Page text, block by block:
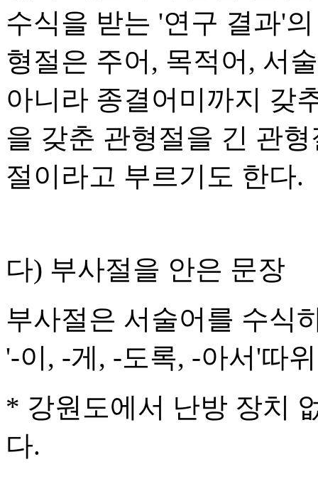
수식을 받는 '연구 결과'
형절은 주어, 목적어, 서
아니라 종결어미까지 갖
을 갖춘 관형절을 긴 관
절이라고 부르기도 한다.
다) 부사절을 안은 문장
부사절은 서술어를 수식
'-이, -게, -도록, -아서'따
* 강원도에서 난방 장치
다.